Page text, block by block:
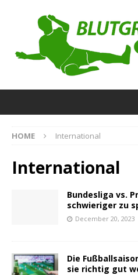
HOME International
International
Bundesliga vs.
schwieriger zu
December 20, 2023
Die
sie richtig gut